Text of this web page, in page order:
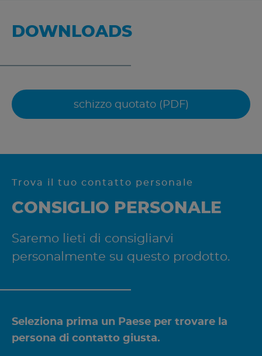
DOWNLOADS
schizzo quotato (PDF)
Trova il tuo contatto personale
CONSIGLIO PERSONALE
Saremo lieti di consigliarvi
personalmente su questo prodotto.
Seleziona prima un Paese per trovare la
persona di contatto giusta.